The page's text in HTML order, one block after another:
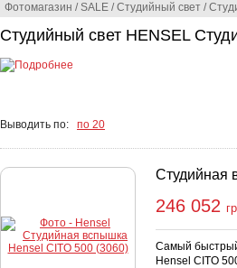
Фотомагазин /SALE /Студийный свет /
Студийный свет HENSEL
Выводить по: по 20
Cтудийная
246 052
Купить
Самый быстрый
Hensel CITO